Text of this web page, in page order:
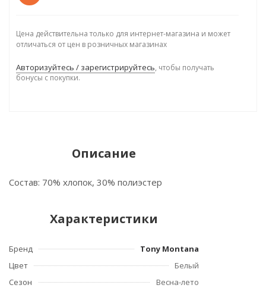
Цена действительна только для интернет-магазина и может
отличаться от цен в розничных магазинах
Авторизуйтесь / зарегистрируйтесь, чтобы получать
бонусы с покупки.
Описание
Состав: 70% хлопок, 30% полиэстер
Характеристики
Бренд
Tony Montana
Цвет
Белый
Сезон
Весна-лето